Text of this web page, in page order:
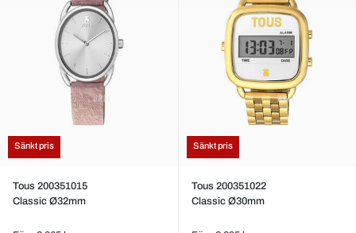
Sänkt pris
Tous 200351015
Classic Ø32mm
Sänkt pris
Tous 200351022
Classic Ø30mm